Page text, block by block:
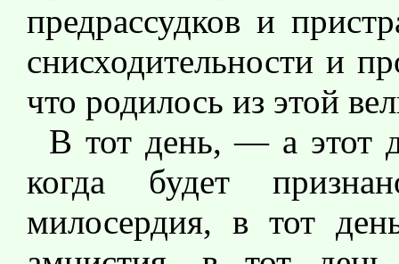
предрассудков и
снисходительности и
что родилось из этой
В тот день, — а этот
когда будет
милосердия, в тот